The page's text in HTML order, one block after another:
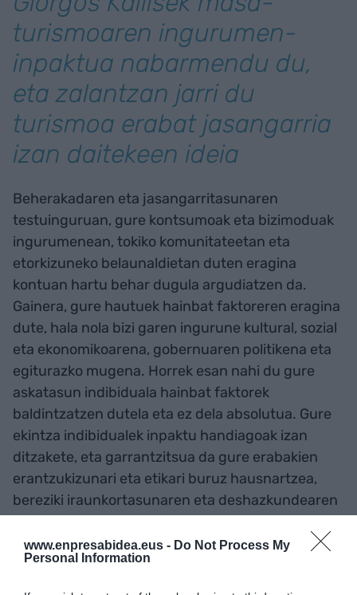
www.enpresabidea.eus - Do Not Process My
Personal Information
turismoaren ingurumen-
inpaktua nabarmendu du,
eta zalantzan jarri du
turismoa erabat jasangarria
izan daitekeen ideia
Beherakadaren eta jasangarritasunaren
testuinguruan, gure kontsumoak eta bizimoduak
ingurumenean, tokiko komunitateetan eta
etorkizuneko belaunaldietan duten eragina
kontuan hartu behar dugula argudiatzen da.
Gainera, gure hautuek hainbat faktoreren eragina
dute, hala nola bizi garen ingurune kultural, sozial
eta ekonomikoarena, gobernuaren politikena eta
egiturazko mugena. Horrek esan nahi du gure
askatasun indibiduala hainbat faktorek
baldintzatzen dutela eta ez dela absolutua. Gure
ekintza indibidualek inpaktu handiagoak izan
ditzakete, eta garrantzitsua da gure erabakien
erantzukizunari eta etikari buruz hausnartzea,
bereziki iraunkortasunaren eta deshazkundearen
ingurumen-inpaktua nabarmendu du, eta